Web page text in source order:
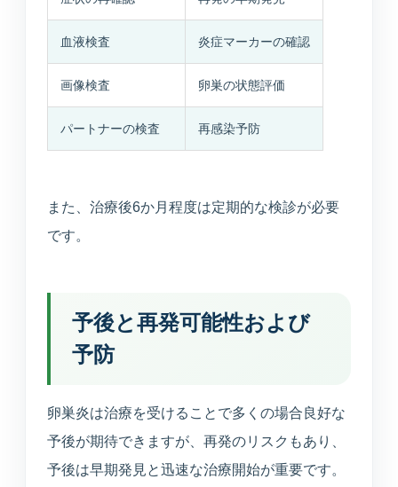
血液検査 炎症マーカーの確認
画像検査 卵巣の状態評価
パートナーの検査 再感染予防
また、治療後6か月程度は定期的な検診が必要
です。
予後と再発可能性および
予防
卵巣炎は治療を受けることで多くの場合良好な
予後が期待できますが、再発のリスクもあり、
予後は早期発見と迅速な治療開始が重要です。